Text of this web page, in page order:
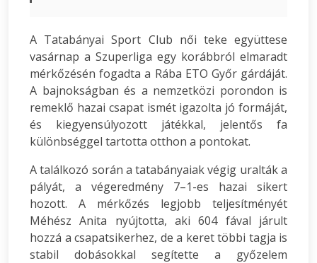
A Tatabányai Sport Club női teke együttese
vasárnap a Szuperliga egy korábbról elmaradt
mérkőzésén fogadta a Rába ETO Győr gárdáját.
A bajnokságban és a nemzetközi porondon is
remeklő hazai csapat ismét igazolta jó formáját,
és kiegyensúlyozott játékkal, jelentős fa
különbséggel tartotta otthon a pontokat.
A találkozó során a tatabányaiak végig uralták a
pályát, a végeredmény 7–1-es hazai sikert
hozott. A mérkőzés legjobb teljesítményét
Méhész Anita nyújtotta, aki 604 fával járult
hozzá a csapatsikerhez, de a keret többi tagja is
stabil dobásokkal segítette a győzelem